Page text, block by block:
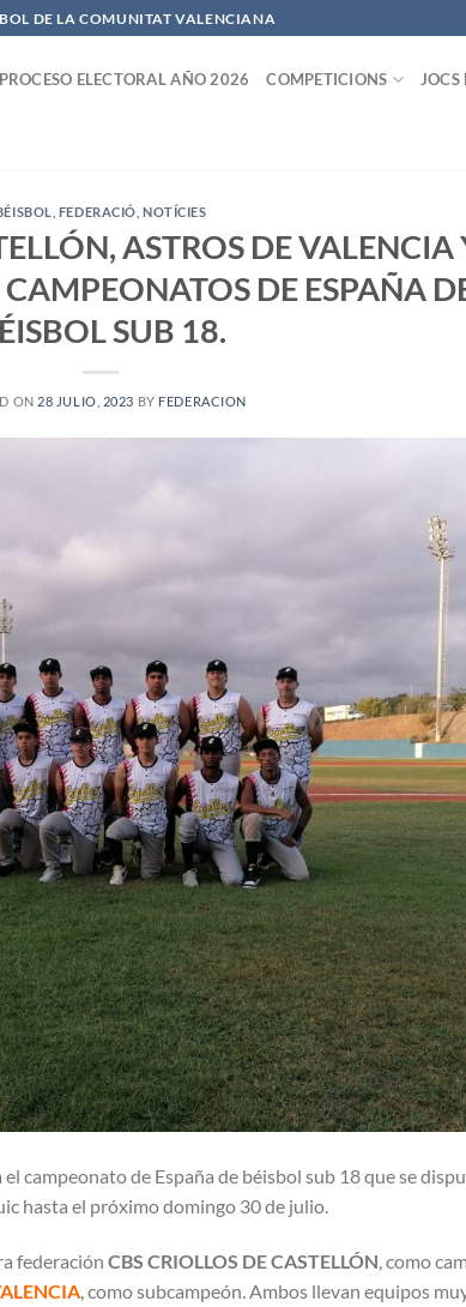
DE LA COMUNITAT VALENCIANA
PROCESO ELECTORAL AÑO 2026 COMPETICIONS JOCS
FEDERACIÓ ,NOTÍCIES
ASTROS DE VALENCIA
DE ESPAÑA
SUB 18.
ON 28 JULIO, 2023 BY FEDERACION
campeonato de España de béisbol sub 18 que se
hasta el próximo domingo 30 de julio.
federación CBS CRIOLLOS DE CASTELLÓN , como
, como subcampeón. Ambos llevan equipos